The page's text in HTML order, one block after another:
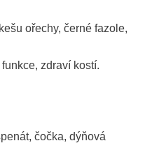
ořechy, černé fazole,
zdraví kostí.
čočka, dýňová